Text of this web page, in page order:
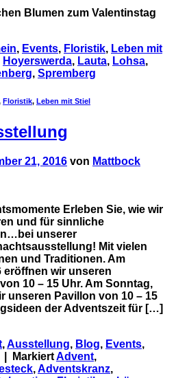
Blumen zum Valentinstag
, Events, Floristik, Leben mit
Hoyerswerda, Lauta, Lohsa,
, Spremberg
Floristik, Leben mit Stiel
21, 2016 von Mattbock
Erleben Sie, wie wir
und für sinnliche
unserer
Mit vielen
und Traditionen. Am
eröffnen wir unseren
10 – 15 Uhr. Am Sonntag,
unseren Pavillon von 10 – 15
der Adventszeit für […]
,Ausstellung, Blog, Events,
MarkiertAdvent,
,Adventskranz,